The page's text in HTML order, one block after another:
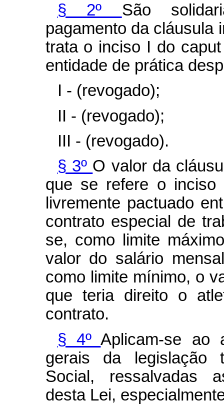
§ 2º São
pagamento da cláusula
trata o inciso I do
entidade de prática
I - (revogado);
II - (revogado);
III - (revogado).
§ 3º O valor da
que se refere o
livremente pactuado
contrato especial de
se, como limite
valor do salário
como limite mínimo, o
que teria direito o
contrato.
§ 4ºAplicam-se ao
gerais da legislação
Social, ressalvadas
desta Lei,